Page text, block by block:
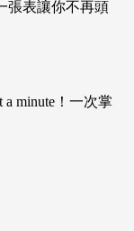
張表讓你不再頭
a minute！一次掌